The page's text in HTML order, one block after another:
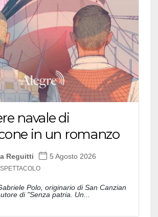
navale di
in un romanzo
Reguitti 5 Agosto 2026
Polo, originario di San Canzian
di "Senza patria. Un...